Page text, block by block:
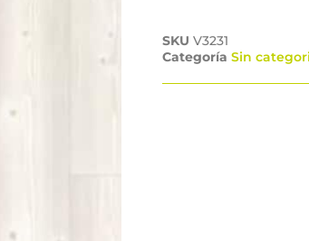
SKU V3231
Categoría Sin